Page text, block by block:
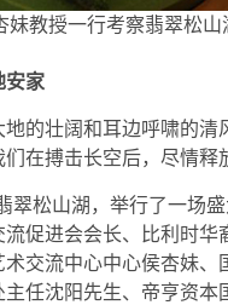
妹教授一行考察翡翠松山
安家
的壮阔和耳边呼啸的清
在搏击长空后，尽情释
翠松山湖，举行了一场
促进会会长、比利时
交流中心中心侯杏妹
任沈阳先生、帝亨资